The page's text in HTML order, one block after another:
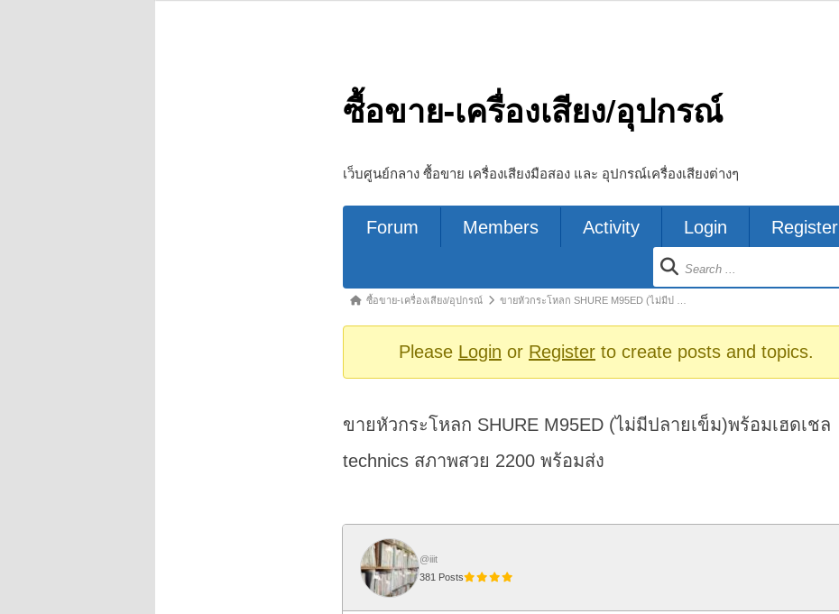
ซื้อขาย-เครื่องเสียง/อุปกรณ์
เว็บศูนย์กลาง ซื้อขาย เครื่องเสียงมือสอง และ อุปกรณ์เครื่องเสียงต่างๆ
Forum
Forum Members Activity Login Register
Forum
breadcrumbs
ซื้อขาย-เครื่องเสียง/อุปกรณ์ ขายหัวกระโหลก SHURE M95ED (ไม่มีป …
Please Login or Registerto create posts and topics.
ขายหัวกระโหลก SHURE M95ED (ไม่มีปลายเข็ม)พร้อมเฮดเชล
technics สภาพสวย 2200 พร้อมส่ง
@iiit
381 Posts